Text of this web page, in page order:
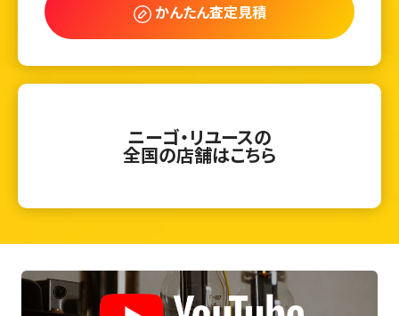
かんたん査定見積
ニーゴ・リユースの
全国の店舗はこちら